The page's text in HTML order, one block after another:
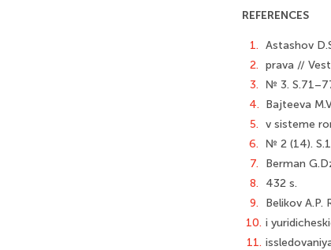
REFERENCES
1. Astashov
2. prava //
3.
№ 3.
4. Bajteeva
5. v sisteme
6.
№ 2 (14).
7.
Berman
8.
432 s.
9.
Belikov A.P.
10. i
11.